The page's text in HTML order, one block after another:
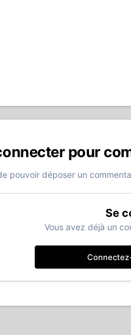
pour
pouvoir déposer un
Se
Vous avez déjà un